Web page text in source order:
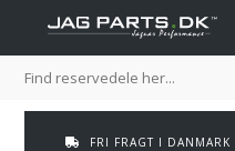
FRI FRAGT I